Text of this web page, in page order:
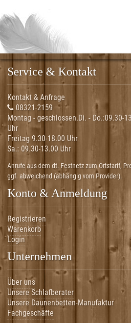
Service & Kontakt
Kontakt & Anfrage
08321-2159
Montag - geschlossen.Di. - Do.:09.30-
Uhr
Freitag 9.30-18.00 Uhr
Sa.: 09.30-13.00 Uhr
Anrufe aus dem dt. Festnetz zum Ortstarif,
ggf. abweichend (abhängig vom Provider).
Konto & Anmeldung
Registrieren
Warenkorb
Login
Unternehmen
Über uns
Unsere Schlafberater
Unsere Daunenbetten-Manufaktur
Fachgeschäfte